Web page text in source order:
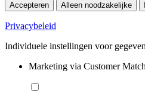
Accepteren Alleen noodzakelijke
Privacybeleid
Individuele instellingen voor
Marketing via Customer Match